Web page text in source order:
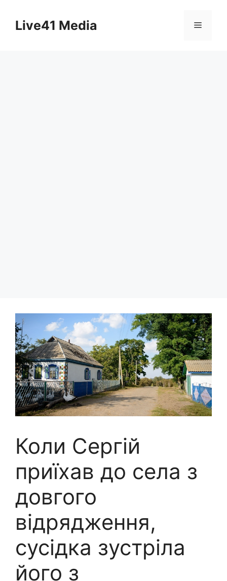
contentLive41 Media Menu
Коли Сергій
приїхав до села з
довгого
відрядження,
сусідка зустріла
його з